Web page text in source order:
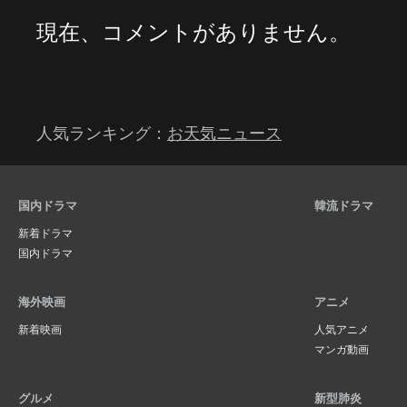
現在、コメントがありません。
人気ランキング： お天気ニュース
国内ドラマ
新着ドラマ
国内ドラマ
韓流ドラマ
海外映画
新着映画
アニメ
人気アニメ
マンガ動画
グルメ 新型肺炎